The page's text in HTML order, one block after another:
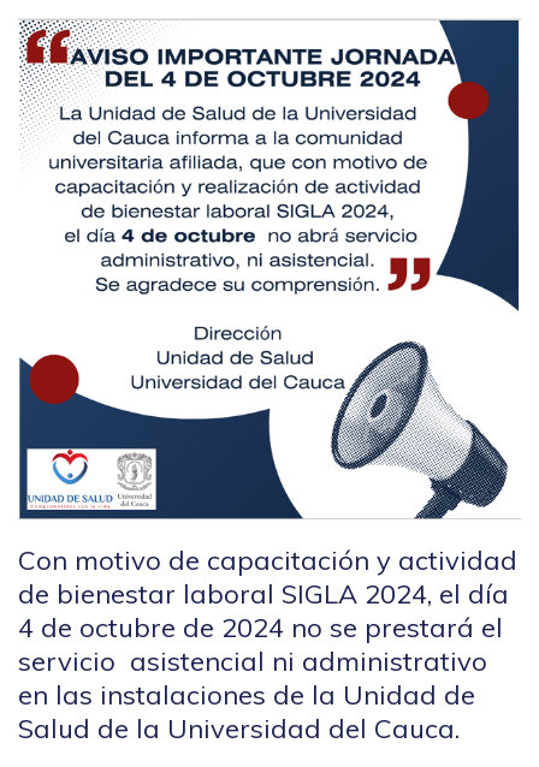
Con motivo de capacitación y actividad
de bienestar laboral SIGLA 2024, el día
4 de octubre de 2024 no se prestará el
servicio asistencial ni administrativo
en las instalaciones de la Unidad de
Salud de la Universidad del Cauca.